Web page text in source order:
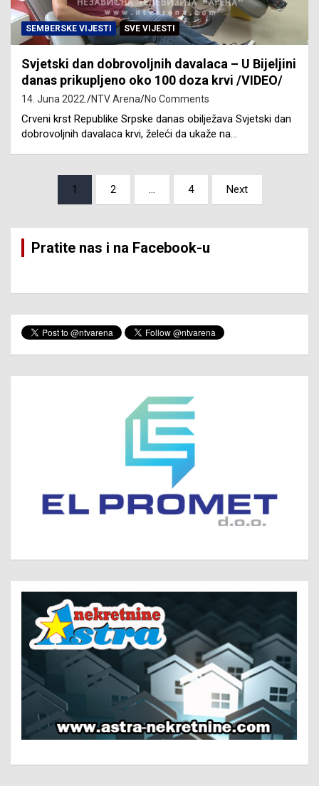
SEMBERSKE VIJESTI SVE VIJESTI
Svjetski dan dobrovoljnih davalaca – U Bijeljini
danas prikupljeno oko 100 doza krvi /VIDEO/
14. Juna 2022. NTV Arena No Comments
Crveni krst Republike Srpske danas obilježava Svjetski dan
dobrovoljnih davalaca krvi, želeći da ukaže na…
pagination
1 2 … 4 Next
Pratite nas i na Facebook-u